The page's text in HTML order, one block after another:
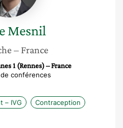
Mesnil
– France
1 (Rennes) – France
conférences
– IVG Contraception